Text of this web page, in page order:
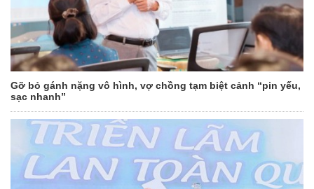
Gỡ bỏ gánh nặng vô hình, vợ chồng tạm biệt cảnh “pin yếu,
sạc nhanh”